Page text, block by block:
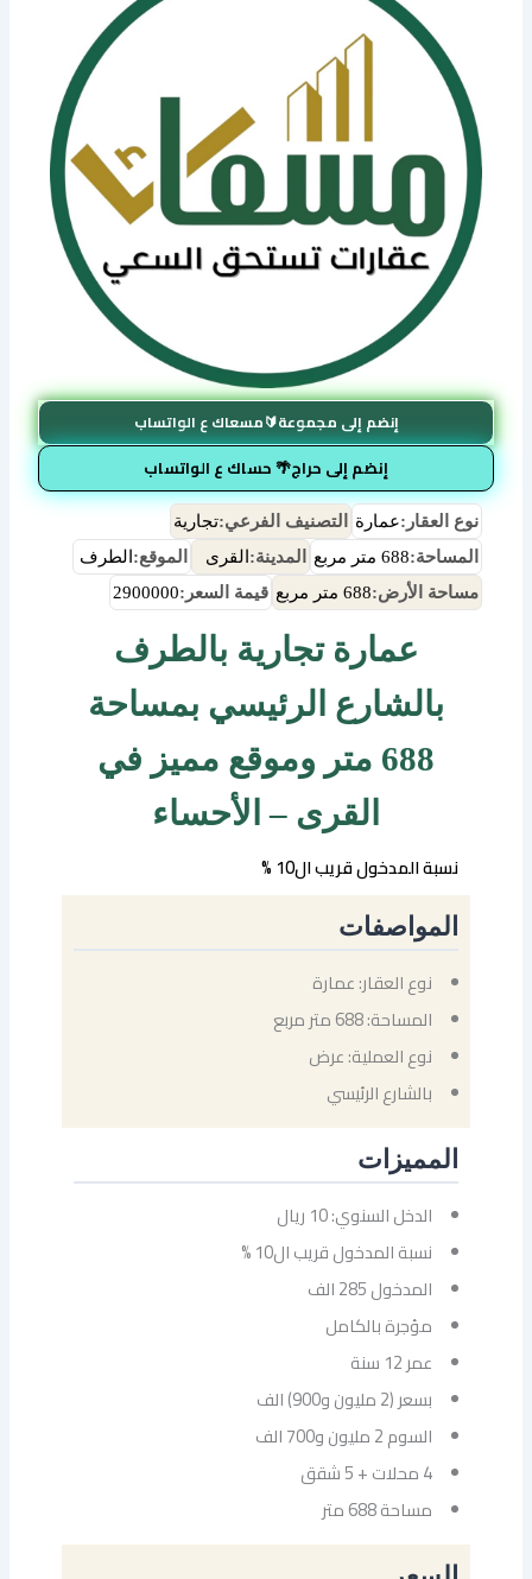
إنضم إلى مجموعة🔰مسعاك ع الواتساب
إنضم إلى حراج🌴 حساك ع الواتساب
نوع العقار:عمارة التصنيف الفرعي:تجارية
المساحة:688 متر مربع المدينة: القرى الموقع: الطرف
مساحة الأرض:688 متر مربع قيمة السعر:2900000
عمارة تجارية بالطرف
بالشارع الرئيسي بمساحة
688 متر وموقع مميز في
القرى – الأحساء
نسبة المدخول قريب ال10 %
المواصفات
نوع العقار: عمارة
المساحة: 688 متر مربع
نوع العملية: عرض
بالشارع الرئيسي
المميزات
الدخل السنوي: 10 ريال
نسبة المدخول قريب ال10 %
المدخول 285 الف
مؤجرة بالكامل
عمر 12 سنة
بسعر (2 مليون و900) الف
السوم 2 مليون و700 الف
4 محلات + 5 شقق
مساحة 688 متر